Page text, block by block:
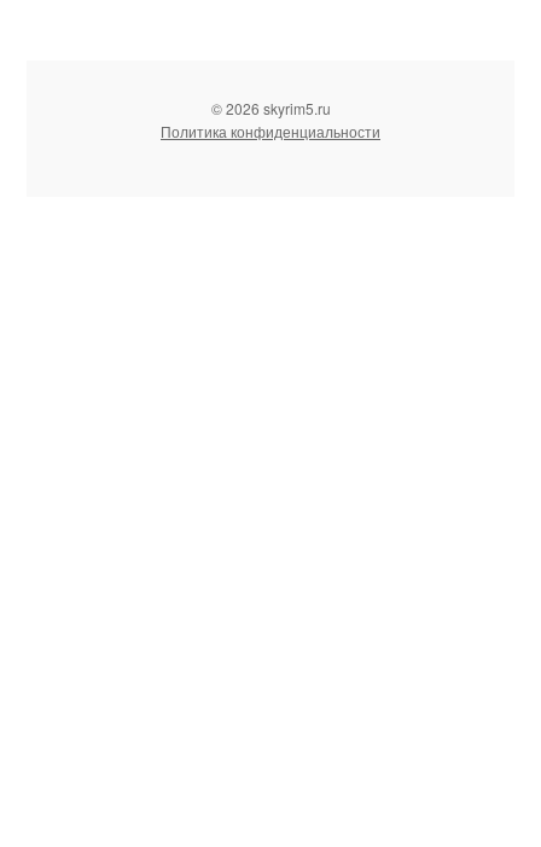
© 2026 skyrim5.ru
Политика конфиденциальности